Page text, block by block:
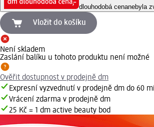
dlouhodobá cenanebyla
Vložit do košíku
Není skladem
Zaslání balíku u tohoto produktu není možné
Ověřit dostupnost v prodejně dm
Expresní vyzvednutí v prodejně dm do 60
Vrácení zdarma v prodejně dm
25 Kč = 1 dm active beauty bod